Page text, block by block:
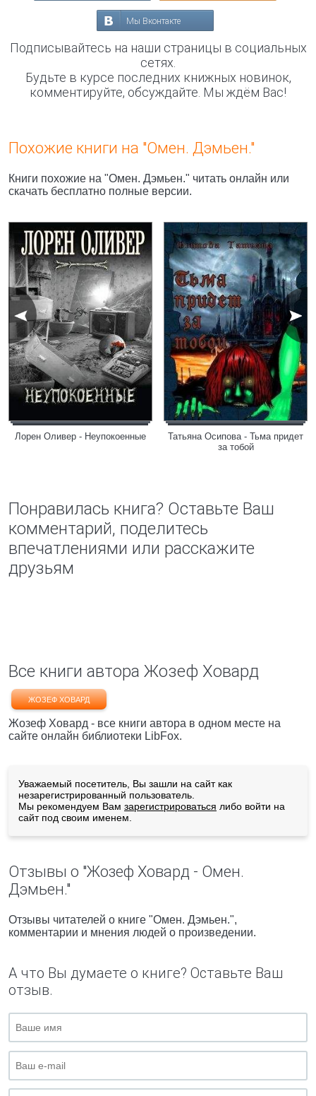
Мы Вконтакте
Подписывайтесь на наши страницы в социальных
сетях.
Будьте в курсе последних книжных новинок,
комментируйте, обсуждайте. Мы ждём Вас!
Похожие книги на "Омен. Дэмьен."
Книги похожие на "Омен. Дэмьен." читать онлайн или
скачать бесплатно полные версии.
Лорен Оливер - Неупокоенные
Татьяна Осипова - Тьма придет
за тобой
Понравилась книга? Оставьте Ваш
комментарий, поделитесь
впечатлениями или расскажите
друзьям
Все книги автора Жозеф Ховард
ЖОЗЕФ ХОВАРД
Жозеф Ховард - все книги автора в одном месте на
сайте онлайн библиотеки LibFox.
Уважаемый посетитель, Вы зашли на сайт как
незарегистрированный пользователь.
Мы рекомендуем Вам зарегистрироваться либо войти на
сайт под своим именем.
Отзывы о "Жозеф Ховард - Омен.
Дэмьен."
Отзывы читателей о книге "Омен. Дэмьен.",
комментарии и мнения людей о произведении.
А что Вы думаете о книге? Оставьте Ваш
отзыв.